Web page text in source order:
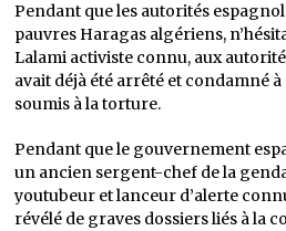
Pendant que les autorités
pauvres Haragas algériens,
Lalami activiste connu, aux
avait déjà été arrêté et condamné
soumis à la torture.
Pendant que le gouvernement
un ancien sergent-chef de la
youtubeur et lanceur d’alerte
révélé de graves dossiers liés à la